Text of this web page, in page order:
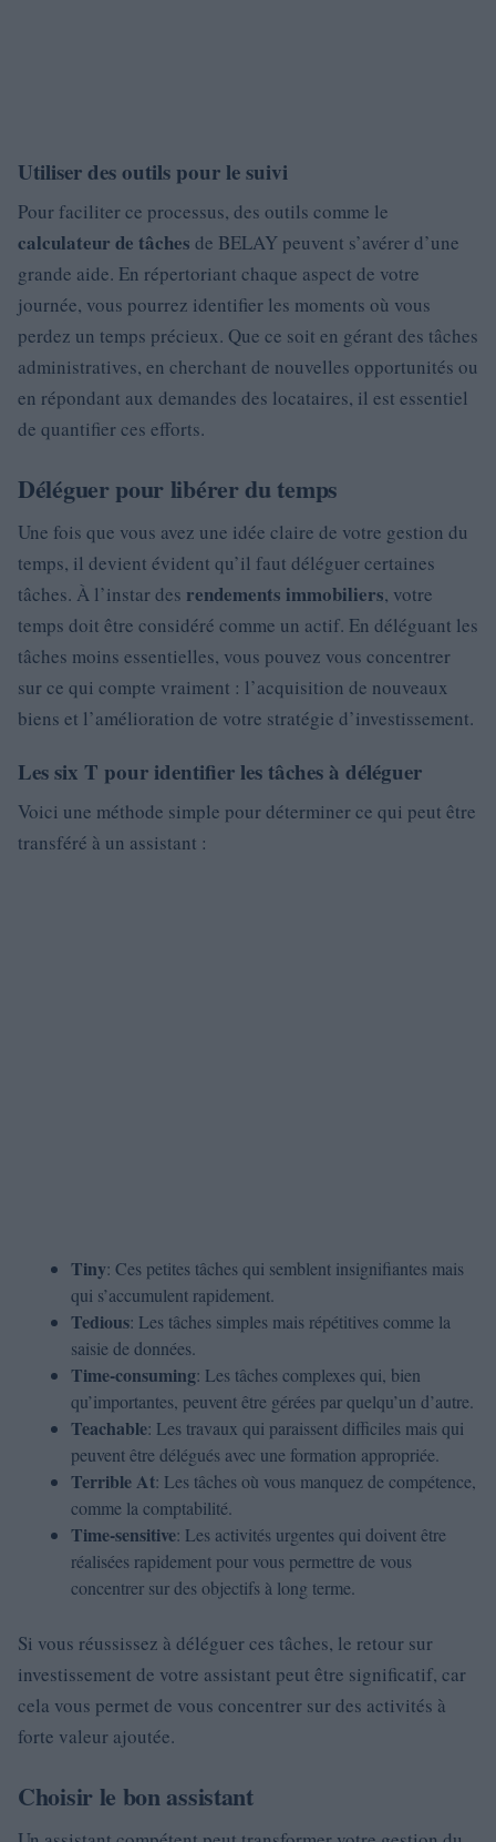
Utiliser des outils pour le suivi
Pour faciliter ce processus, des outils comme le
calculateur de tâches de BELAY peuvent s’avérer d’une
grande aide. En répertoriant chaque aspect de votre
journée, vous pourrez identifier les moments où vous
perdez un temps précieux. Que ce soit en gérant des tâches
administratives, en cherchant de nouvelles opportunités ou
en répondant aux demandes des locataires, il est essentiel
de quantifier ces efforts.
Déléguer pour libérer du temps
Une fois que vous avez une idée claire de votre gestion du
temps, il devient évident qu’il faut déléguer certaines
tâches. À l’instar des rendements immobiliers, votre
temps doit être considéré comme un actif. En déléguant les
tâches moins essentielles, vous pouvez vous concentrer
sur ce qui compte vraiment : l’acquisition de nouveaux
biens et l’amélioration de votre stratégie d’investissement.
Les six T pour identifier les tâches à déléguer
Voici une méthode simple pour déterminer ce qui peut être
transféré à un assistant :
Tiny: Ces petites tâches qui semblent insignifiantes mais
qui s’accumulent rapidement.
Tedious: Les tâches simples mais répétitives comme la
saisie de données.
Time-consuming: Les tâches complexes qui, bien
qu’importantes, peuvent être gérées par quelqu’un d’autre.
Teachable: Les travaux qui paraissent difficiles mais qui
peuvent être délégués avec une formation appropriée.
Terrible At: Les tâches où vous manquez de compétence,
comme la comptabilité.
Time-sensitive: Les activités urgentes qui doivent être
réalisées rapidement pour vous permettre de vous
concentrer sur des objectifs à long terme.
Si vous réussissez à déléguer ces tâches, le retour sur
investissement de votre assistant peut être significatif, car
cela vous permet de vous concentrer sur des activités à
forte valeur ajoutée.
Choisir le bon assistant